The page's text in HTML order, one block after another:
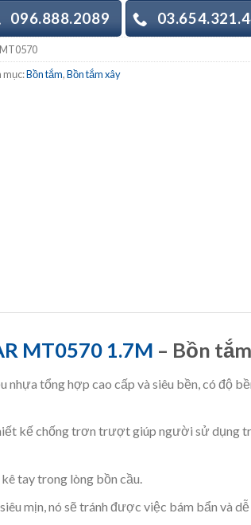
096.888.2089
MT0570
mục:Bồn tắm,Bồn tắm xây
MT0570 1.7M – Bồn
tổng hợp cao cấp và siêu bền, có độ
kế chống trơn trượt giúp người sử dụng
tay trong lòng bồn cầu.
mịn, nó sẽ tránh được việc bám bẩn và dễ